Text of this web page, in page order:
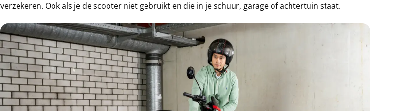
verzekeren. Ook als je de scooter niet gebruikt en die in je schuur, garage of achtertuin staat.